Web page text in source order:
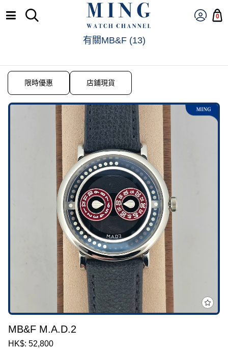
0
有關MB&F(13)
限時優惠 店鋪現貨
MB&F M.A.D.2
HK$: 52,800